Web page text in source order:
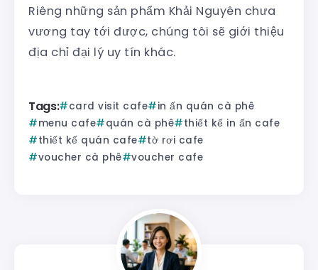
Riêng những sản phẩm Khải Nguyên chưa
vương tay tới được, chúng tôi sẽ giới thiệu
địa chỉ đại lý uy tín khác.
Tags: card visit cafe
in ấn quán cà phê
menu cafe
quán cà phê
thiết kế in ấn cafe
thiết kế quán cafe
tờ rơi cafe
voucher cà phê
voucher cafe